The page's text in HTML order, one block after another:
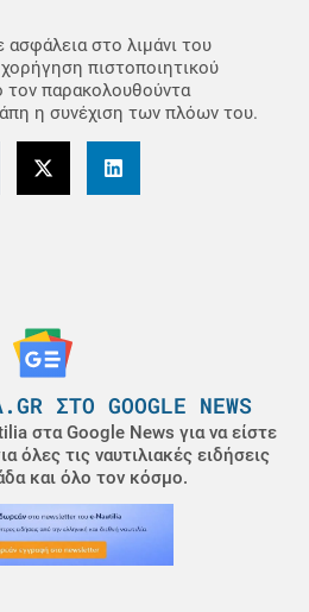
στο λιμάνι του
πιστοποιητικού
παρακολουθούντα
η συνέχιση των πλόων του.
ΣΤΟ GOOGLE NEWS
στα Google News για να είστε
όλες τις ναυτιλιακές ειδήσεις
και όλο τον κόσμο.